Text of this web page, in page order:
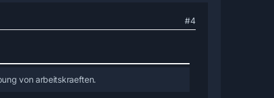
#4
von arbeitskraeften.